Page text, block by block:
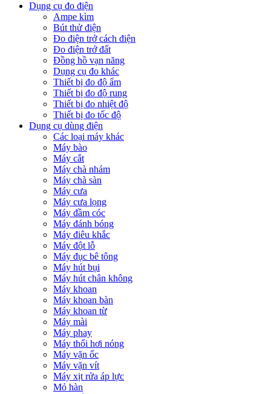
Dụng cụ đo điện
Ampe kìm
Bút thử điện
Đo điện trở cách điện
Đo điện trở đất
Đồng hồ vạn năng
Dụng cụ đo khác
Thiết bị đo độ ẩm
Thiết bị đo độ rung
Thiết bị đo nhiệt độ
Thiết bị đo tốc độ
Dụng cụ dùng điện
Các loại máy khác
Máy bào
Máy cắt
Máy chà nhám
Máy chà sàn
Máy cưa
Máy cưa lọng
Máy đầm cóc
Máy đánh bóng
Máy điêu khắc
Máy đột lỗ
Máy đục bê tông
Máy hút bụi
Máy hút chân không
Máy khoan
Máy khoan bàn
Máy khoan từ
Máy mài
Máy phay
Máy thổi hơi nóng
Máy vặn ốc
Máy vặn vít
Máy xịt rửa áp lực
Mỏ hàn